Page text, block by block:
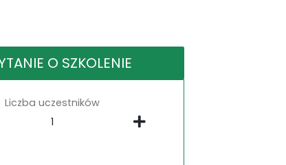
O SZKOLENIE
Liczba uczestników